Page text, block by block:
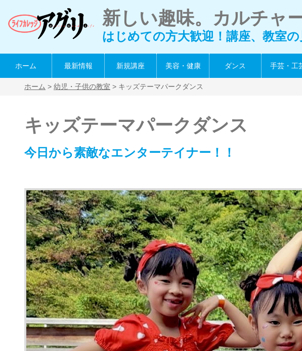
新しい趣味。カルチャ
はじめての方大歓迎！講座、教室の
ホーム 最新情報 新規講座 美容・健康 ダンス 手芸・工
ホーム > 幼児・子供の教室 > キッズテーマパークダンス
キッズテーマパークダンス
今日から素敵なエンターテイナー！！